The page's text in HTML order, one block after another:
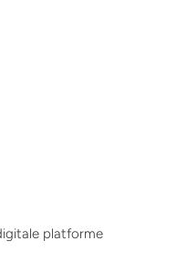
platforme